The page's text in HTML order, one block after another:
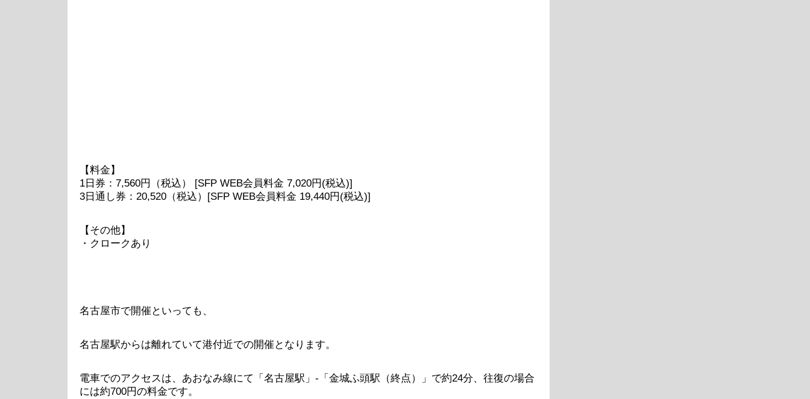
【料金】
1日券：7,560円（税込） [SFP WEB会員料金 7,020円(税込)]
3日通し券：20,520（税込）
[SFP WEB会員料金 19,440円(税込)]
【その他】
・クロークあり
名古屋市で開催といっても、
名古屋駅からは離れていて港付近での開催となります。
電車でのアクセスは、あおなみ線にて「名古屋駅」-「金城ふ頭駅（終点）」で約24分、往復の場合
には約700円の料金です。